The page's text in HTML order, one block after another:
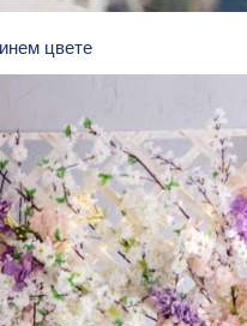
цвете